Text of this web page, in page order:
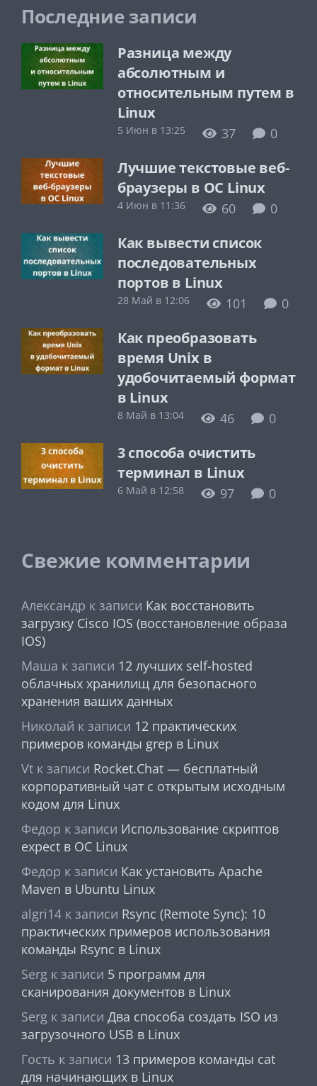
Последние записи
Разница между
абсолютным и
относительным путем в
Linux
5 Июн в 13:25 37 0
Лучшие текстовые веб-
браузеры в ОС Linux
4 Июн в 11:36 60 0
Как вывести список
последовательных
портов в Linux
28 Май в 12:06 101 0
Как преобразовать
время Unix в
удобочитаемый формат
в Linux
8 Май в 13:04 46 0
3 способа очистить
терминал в Linux
6 Май в 12:58 97 0
Свежие комментарии
Александр к записи Как восстановить
загрузку Cisco IOS (восстановление образа
IOS)
Маша к записи 12 лучших self-hosted
облачных хранилищ для безопасного
хранения ваших данных
Николай к записи 12 практических
примеров команды grep в Linux
Vt к записи Rocket.Chat — бесплатный
корпоративный чат с открытым исходным
кодом для Linux
Федор к записи Использование скриптов
expect в ОС Linux
Федор к записи Как установить Apache
Maven в Ubuntu Linux
algri14 к записи Rsync (Remote Sync): 10
практических примеров использования
команды Rsync в Linux
Serg к записи 5 программ для
сканирования документов в Linux
Serg к записи Два способа создать ISO из
загрузочного USB в Linux
Гость к записи 13 примеров команды cat
для начинающих в Linux